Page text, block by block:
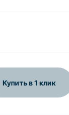
Купить в 1 клик